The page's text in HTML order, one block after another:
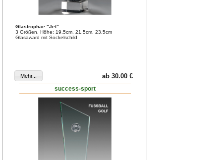
Glastrophäe "Jet"
3 Größen, Höhe: 19.5cm, 21.5cm, 23.5cm
Glasaward mit Sockelschild
ab 30.00 €
success-sport